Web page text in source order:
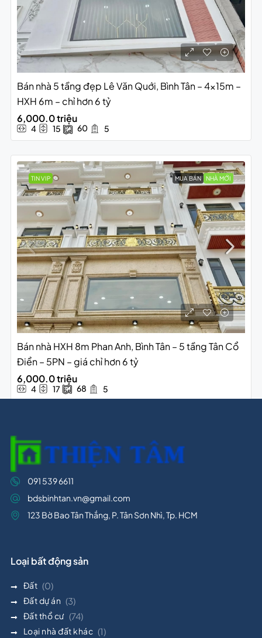
Bán nhà 5 tầng đẹp Lê Văn Quới, Bình Tân – 4x15m –
HXH 6m – chỉ hơn 6 tỷ
6,000.0 triệu
4 15 60 5
TIN VIP MUA BÁN NHÀ MỚI
Bán nhà HXH 8m Phan Anh, Bình Tân – 5 tầng Tân Cổ
Điển – 5PN – giá chỉ hơn 6 tỷ
6,000.0 triệu
4 17 68 5
091 539 6611
bdsbinhtan.vn@gmail.com
123 Bờ Bao Tân Thắng, P. Tân Sơn Nhì, Tp. HCM
Loại bất động sản
Đất (0)
Đất dự án (3)
Đất thổ cư (74)
Loại nhà đất khác (1)